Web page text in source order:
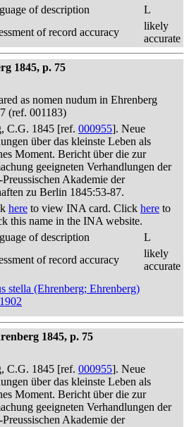
of description
L
of record accuracy
likely
accurate
1845, p. 75
as nomen nudum in Ehrenberg
(ref. 001183)
C.G. 1845 [ref. 000955]. Neue
über das kleinste Leben als
Moment. Bericht über die zur
geeigneten Verhandlungen der
Akademie der
zu Berlin 1845:53-87.
here to view INA card. Click here to
this name in the INA website.
of description
L
of record accuracy
likely
accurate
stella (Ehrenberg; Ehrenberg)
1845, p. 75
C.G. 1845 [ref. 000955]. Neue
über das kleinste Leben als
Moment. Bericht über die zur
geeigneten Verhandlungen der
Akademie der